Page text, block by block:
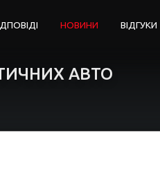
НОВИНИ ВІДГУКИ
АВТО